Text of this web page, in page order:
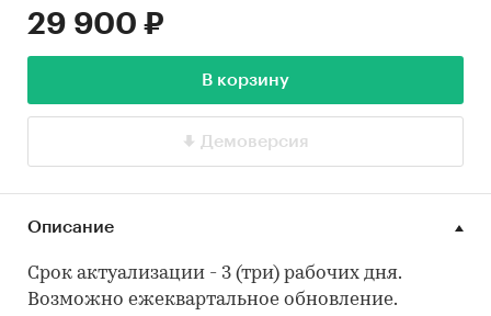
29 900 ₽
В корзину
Демоверсия
Описание
Срок актуализации - 3 (три) рабочих дня.
Возможно ежеквартальное обновление.